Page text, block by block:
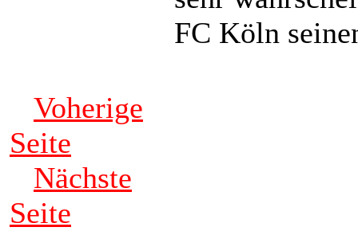
FC Köln
Voherige
Seite
Nächste
Seite